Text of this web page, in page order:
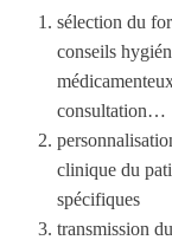
sélection du
conseils
consultation…
clinique du
spécifiques
transmission